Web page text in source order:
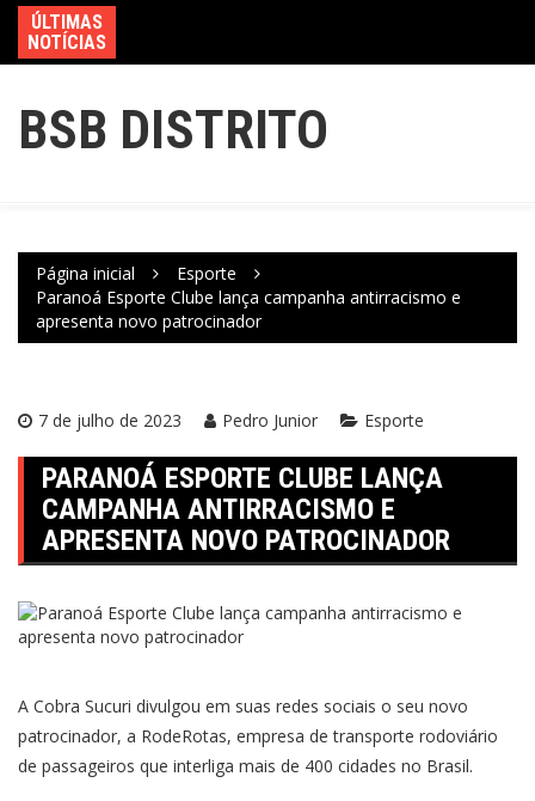
ÚLTIMAS
NOTÍCIAS
BSB DISTRITO
Página inicial
Esporte
Paranoá Esporte Clube lança campanha antirracismo e
apresenta novo patrocinador
7 de julho de 2023 Pedro Junior Esporte
PARANOÁ ESPORTE CLUBE LANÇA
CAMPANHA ANTIRRACISMO E
APRESENTA NOVO PATROCINADOR
A Cobra Sucuri divulgou em suas redes sociais o seu novo
patrocinador, a RodeRotas, empresa de transporte rodoviário
de passageiros que interliga mais de 400 cidades no Brasil.